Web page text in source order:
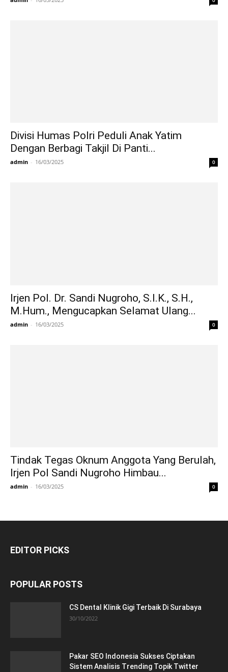
Divisi Humas Polri Peduli Anak Yatim
Dengan Berbagi Takjil Di Panti...
admin - 16/03/2025 0
Irjen Pol. Dr. Sandi Nugroho, S.I.K., S.H.,
M.Hum., Mengucapkan Selamat Ulang...
admin - 16/03/2025 0
Tindak Tegas Oknum Anggota Yang Berulah,
Irjen Pol Sandi Nugroho Himbau...
admin - 16/03/2025 0
EDITOR PICKS
POPULAR POSTS
CS Dental Klinik Gigi Terbaik Di Surabaya
30/10/2022
Pakar SEO Indonesia Sukses Ciptakan
Sistem Analisis Trending Topik Twitter